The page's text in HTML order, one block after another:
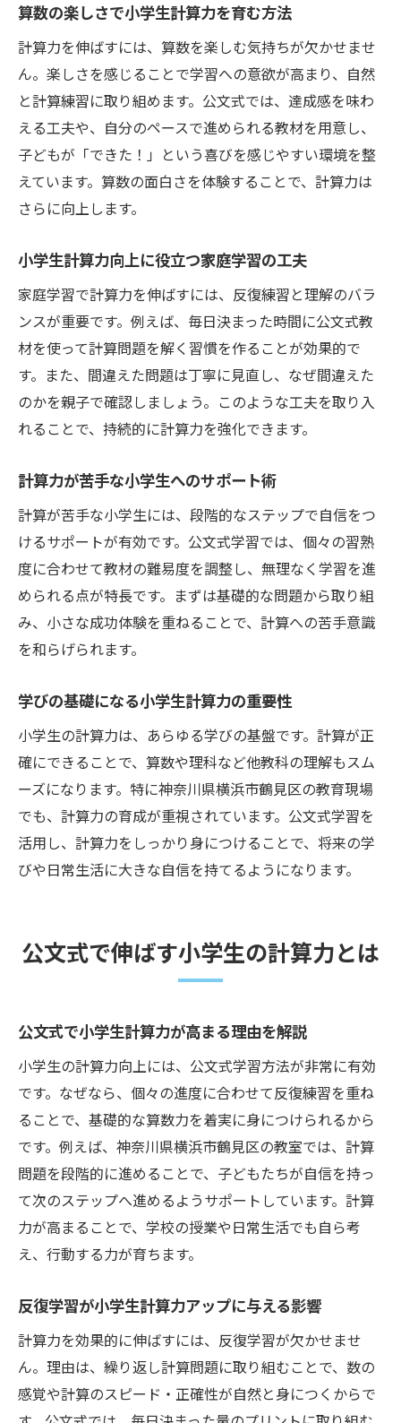
家庭でできる小学生計算力チェックのポイ
ント
親子で取り組む小学生計算力アップの工夫
小学生が割合計算に強くなる秘訣公開
割合計算が苦手な小学生計算力克服のコツ
小学生計算力を活かした割合の学び方解説
実生活で役立つ小学生計算力と割合計算法
割合問題で小学生計算力を鍛える実践法
公文式学習が計算力育成に効果的な理由
公文式が小学生計算力を支える独自の工夫
反復練習で小学生計算力が着実にアップ
公文式で自分のペースに合わせた計算力育
成
目標設定が小学生計算力のモチベーション
に
日常生活に計算練習を取り入れる工夫
日常の中で小学生計算力を磨く実践アイデ
ア
買い物体験で小学生計算力を高める工夫
料理やゲームで小学生計算力を鍛える方法
親子で楽しむ小学生計算力アップチャレン
ジ
算数の楽しさで小学生計算力を育む方法
計算力を伸ばすには、算数を楽しむ気持ちが欠かせませ
ん。楽しさを感じることで学習への意欲が高まり、自然
と計算練習に取り組めます。公文式では、達成感を味わ
える工夫や、自分のペースで進められる教材を用意し、
子どもが「できた！」という喜びを感じやすい環境を整
えています。算数の面白さを体験することで、計算力は
さらに向上します。
小学生計算力向上に役立つ家庭学習の工夫
家庭学習で計算力を伸ばすには、反復練習と理解のバラ
ンスが重要です。例えば、毎日決まった時間に公文式教
材を使って計算問題を解く習慣を作ることが効果的で
す。また、間違えた問題は丁寧に見直し、なぜ間違えた
のかを親子で確認しましょう。このような工夫を取り入
れることで、持続的に計算力を強化できます。
計算力が苦手な小学生へのサポート術
計算が苦手な小学生には、段階的なステップで自信をつ
けるサポートが有効です。公文式学習では、個々の習熟
度に合わせて教材の難易度を調整し、無理なく学習を進
められる点が特長です。まずは基礎的な問題から取り組
み、小さな成功体験を重ねることで、計算への苦手意識
を和らげられます。
学びの基礎になる小学生計算力の重要性
小学生の計算力は、あらゆる学びの基盤です。計算が正
確にできることで、算数や理科など他教科の理解もスム
ーズになります。特に神奈川県横浜市鶴見区の教育現場
でも、計算力の育成が重視されています。公文式学習を
活用し、計算力をしっかり身につけることで、将来の学
びや日常生活に大きな自信を持てるようになります。
公文式で伸ばす小学生の計算力とは
公文式で小学生計算力が高まる理由を解説
小学生の計算力向上には、公文式学習方法が非常に有効
です。なぜなら、個々の進度に合わせて反復練習を重ね
ることで、基礎的な算数力を着実に身につけられるから
です。例えば、神奈川県横浜市鶴見区の教室では、計算
問題を段階的に進めることで、子どもたちが自信を持っ
て次のステップへ進めるようサポートしています。計算
力が高まることで、学校の授業や日常生活でも自ら考
え、行動する力が育ちます。
反復学習が小学生計算力アップに与える影響
計算力を効果的に伸ばすには、反復学習が欠かせませ
ん。理由は、繰り返し計算問題に取り組むことで、数の
感覚や計算のスピード・正確性が自然と身につくからで